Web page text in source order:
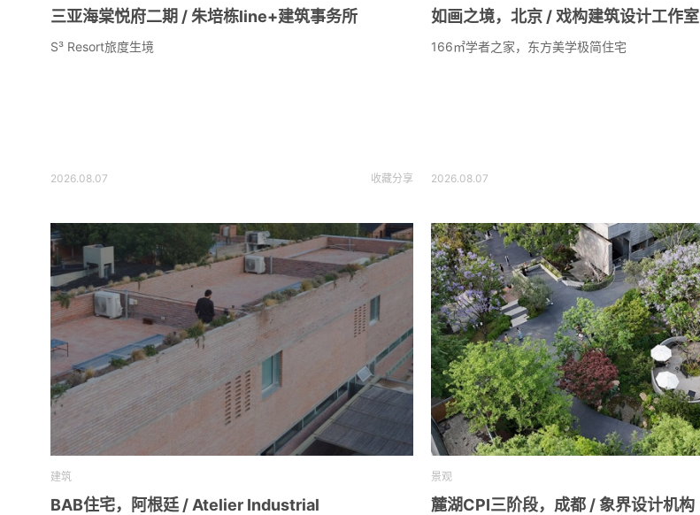
三亚海棠悦府二期 / 朱培栋line+建筑事务所
S³ Resort旅度生境
2026.08.07 收藏分享
如画之境，北京 / 戏构建筑设计工作室
166㎡学者之家，东方美学极简住宅
2026.08.07
建筑
BAB住宅，阿根廷 / Atelier Industrial
景观
麓湖CPI三阶段，成都 / 象界设计机构